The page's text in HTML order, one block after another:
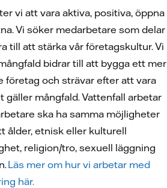
vi att vara aktiva, positiva, öppna
Vi söker medarbetare som delar
till att stärka vår företagskultur. Vi
bidrar till att bygga ett mer
företag och strävar efter att vara
gäller mångfald. Vattenfall arbetar
ska ha samma möjligheter
ålder, etnisk eller kulturell
religion/tro, sexuell läggning
Läs mer om hur vi arbetar med
här.